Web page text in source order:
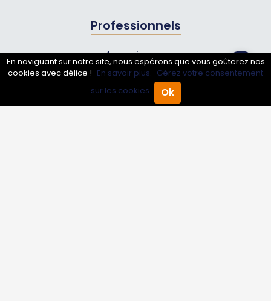
Annuaire Pro Agenda
Professionnels
Annuaire pro
Inscrire mon entreprise
Les Abonnements Pros
En naviguant sur notre site, nous espérons que vous goûterez nos
cookies avec délice ! En savoir plus. Gérez votre consentement
sur les cookies.
Ok